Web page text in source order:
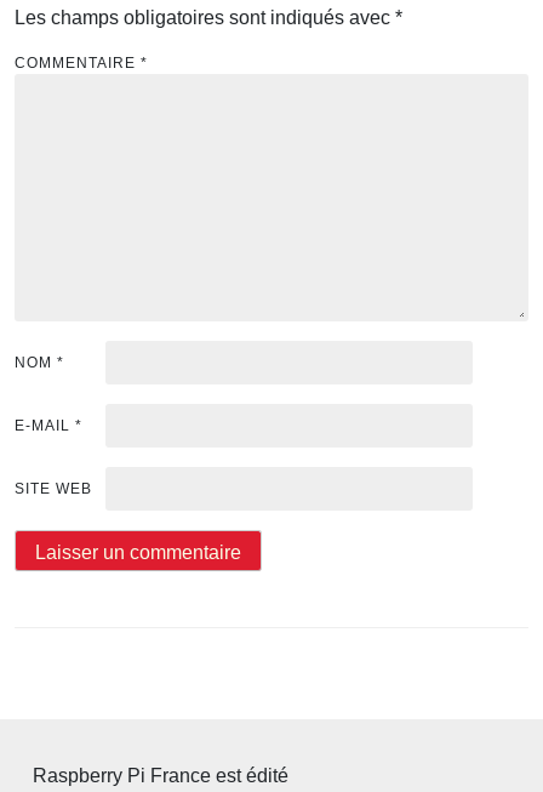
Les champs obligatoires sont indiqués avec *
COMMENTAIRE *
NOM *
E-MAIL *
SITE WEB
Raspberry Pi France est édité